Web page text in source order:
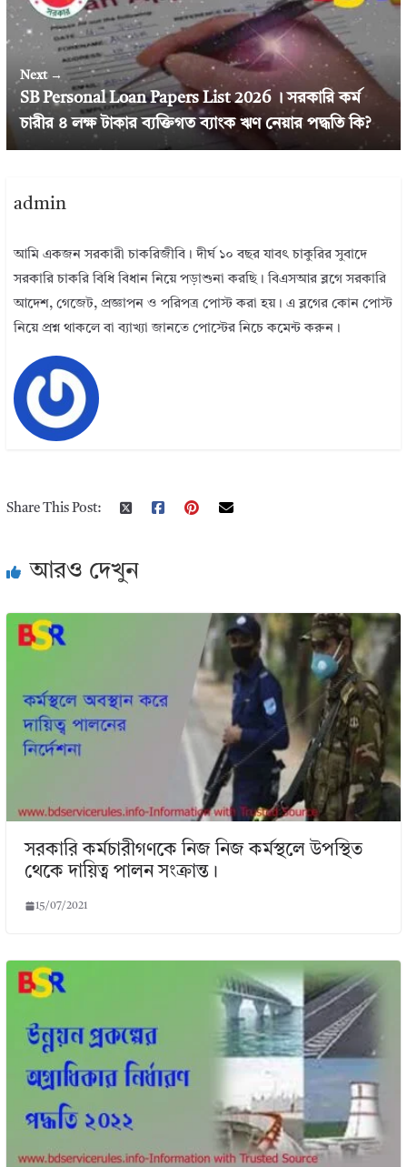
Next →
SB Personal Loan Papers List 2026 । সরকারি কর্ম
চারীর ৪ লক্ষ টাকার ব্যক্তিগত ব্যাংক ঋণ নেয়ার পদ্ধতি কি?
admin
আমি একজন সরকারী চাকরিজীবি। দীর্ঘ ১০ বছর যাবৎ চাকুরির সুবাদে
সরকারি চাকরি বিধি বিধান নিয়ে পড়াশুনা করছি। বিএসআর ব্লগে সরকারি
আদেশ, গেজেট, প্রজ্ঞাপন ও পরিপত্র পোস্ট করা হয়। এ ব্লগের কোন পোস্ট
নিয়ে প্রশ্ন থাকলে বা ব্যাখ্যা জানতে পোস্টের নিচে কমেন্ট করুন।
Share This Post:
আরও দেখুন
সরকারি কর্মচারীগণকে নিজ নিজ কর্মস্থলে উপস্থিত
থেকে দায়িত্ব পালন সংক্রান্ত।
15/07/2021